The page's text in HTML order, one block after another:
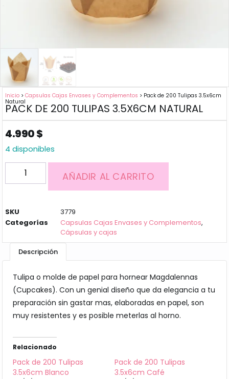
Inicio >Capsulas Cajas Envases y Complementos > Pack de 200 Tulipas 3.5x6cm
Natural
PACK DE 200 TULIPAS 3.5X6CM NATURAL
4.990$
4 disponibles
AÑADIR AL CARRITO
SKU
3779
Categorías
Capsulas Cajas Envases y Complementos,
Cápsulas y cajas
Descripción
Tulipa o molde de papel para hornear Magdalennas
(Cupcakes). Con un genial diseño que da elegancia a tu
preparación sin gastar mas, elaboradas en papel, son
muy resistentes y es posible meterlas al horno.
Relacionado
Pack de 200 Tulipas
3.5x6cm Blanco
Pack de 200 Tulipas
3.5x6cm Café